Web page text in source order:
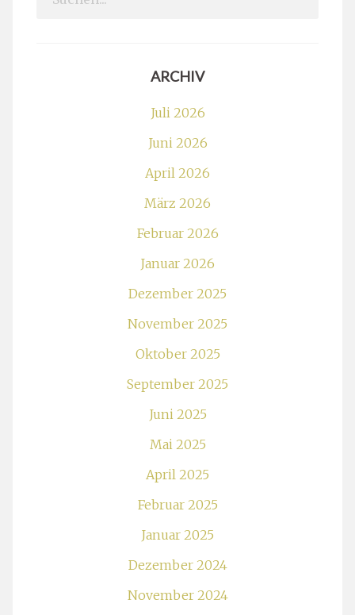
ARCHIV
Juli 2026
Juni 2026
April 2026
März 2026
Februar 2026
Januar 2026
Dezember 2025
November 2025
Oktober 2025
September 2025
Juni 2025
Mai 2025
April 2025
Februar 2025
Januar 2025
Dezember 2024
November 2024